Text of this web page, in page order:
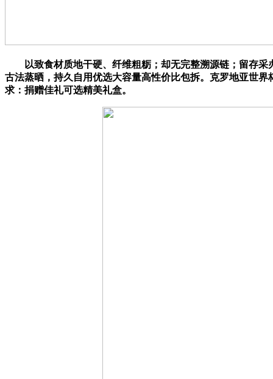
以致食材质地干硬、纤维粗粝；却无完整溯源链；留存采
古法蒸晒，持久自用优选大容量高性价比包拆。克罗地亚世
求：捐赠佳礼可选精美礼盒。